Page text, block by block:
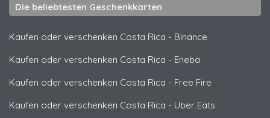
Die beliebtesten Geschenkkarten
Kaufen oder verschenken Costa Rica - Binance
Kaufen oder verschenken Costa Rica - Eneba
Kaufen oder verschenken Costa Rica - Free Fire
Kaufen oder verschenken Costa Rica - Uber Eats